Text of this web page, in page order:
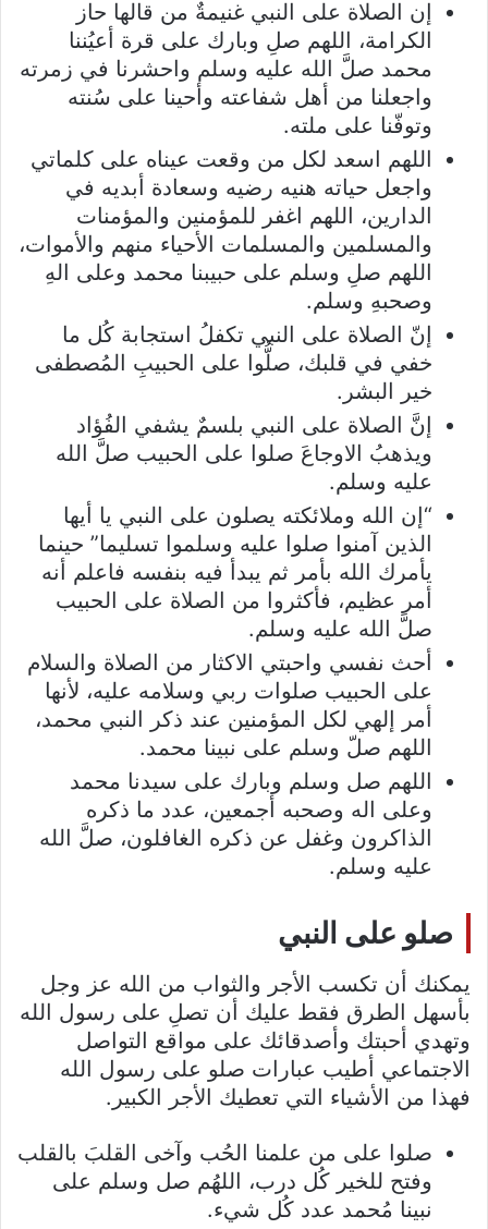
إن الصلاة على النبي غنيمةٌ من قالها حاز
الكرامة، اللهم صلِ وبارك على قرة أعيُننا
محمد صلَّ الله عليه وسلم واحشرنا في زمرته
واجعلنا من أهل شفاعته وأحينا على سُنته
وتوفّنا على ملته.
اللهم اسعد لكل من وقعت عيناه على كلماتي
واجعل حياته هنيه رضيه وسعادة أبديه في
الدارين، اللهم اغفر للمؤمنين والمؤمنات
والمسلمين والمسلمات الأحياء منهم والأموات،
اللهم صلِ وسلم على حبيبنا محمد وعلى الهِ
وصحبهِ وسلم.
إنّ الصلاة على النبي تكفلُ استجابة كُل ما
خفي في قلبك، صلُّوا على الحبيبِ المُصطفى
خير البشر.
إنَّ الصلاة على النبي بلسمٌ يشفي الفُؤاد
ويذهبُ الاوجاعَ صلوا على الحبيب صلَّ الله
عليه وسلم.
“إن الله وملائكته يصلون على النبي يا أيها
الذين آمنوا صلوا عليه وسلموا تسليما” حينما
يأمرك الله بأمر ثم يبدأ فيه بنفسه فاعلم أنه
أمر عظيم، فأكثروا من الصلاة على الحبيب
صلَّ الله عليه وسلم.
أحث نفسي واحبتي الاكثار من الصلاة والسلام
على الحبيب صلوات ربي وسلامه عليه، لأنها
أمر إلهي لكل المؤمنين عند ذكر النبي محمد،
اللهم صلّ وسلم على نبينا محمد.
اللهم صل وسلم وبارك على سيدنا محمد
وعلى اله وصحبه أجمعين، عدد ما ذكره
الذاكرون وغفل عن ذكره الغافلون، صلَّ الله
عليه وسلم.
صلو على النبي
يمكنك أن تكسب الأجر والثواب من الله عز وجل
بأسهل الطرق فقط عليك أن تصلِ على رسول الله
وتهدي أحبتك وأصدقائك على مواقع التواصل
الاجتماعي أطيب عبارات صلو على رسول الله
فهذا من الأشياء التي تعطيك الأجر الكبير.
صلوا على من علمنا الحُب وآخى القلبَ بالقلب
وفتح للخير كُل درب، اللهُم صل وسلم على
نبينا مُحمد عدد كُل شيء.